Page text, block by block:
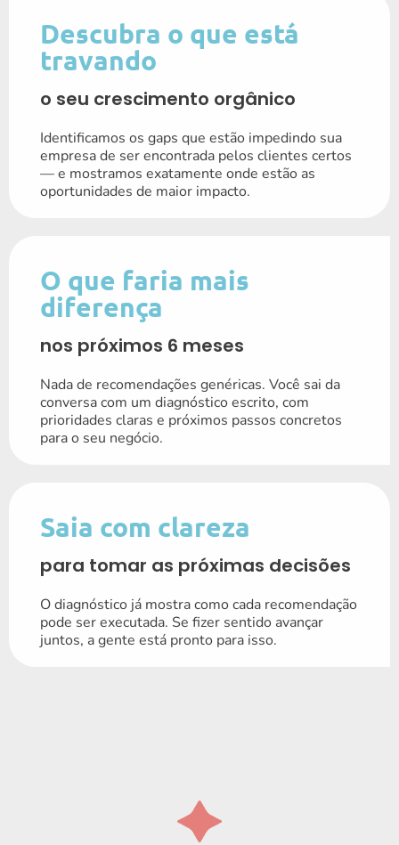
Descubra o que está
travando
o seu crescimento orgânico
Identificamos os gaps que estão impedindo sua
empresa de ser encontrada pelos clientes certos
— e mostramos exatamente onde estão as
oportunidades de maior impacto.
O que faria mais
diferença
nos próximos 6 meses
Nada de recomendações genéricas. Você sai da
conversa com um diagnóstico escrito, com
prioridades claras e próximos passos concretos
para o seu negócio.
Saia com clareza
para tomar as próximas decisões
O diagnóstico já mostra como cada recomendação
pode ser executada. Se fizer sentido avançar
juntos, a gente está pronto para isso.